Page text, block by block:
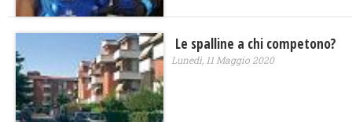
Le spalline a chi competono?
Lunedì, 11 Maggio 2020